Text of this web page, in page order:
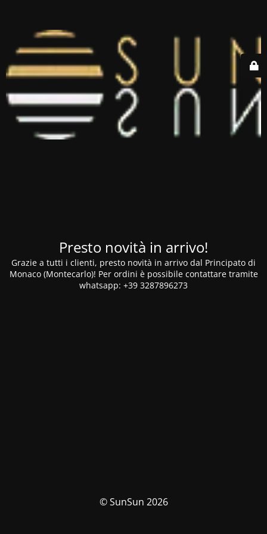
Presto novità in arrivo!
Grazie a tutti i clienti, presto novità in arrivo dal Principato di
Monaco (Montecarlo)! Per ordini è possibile contattare tramite
whatsapp: +39 3287896273
© SunSun 2026